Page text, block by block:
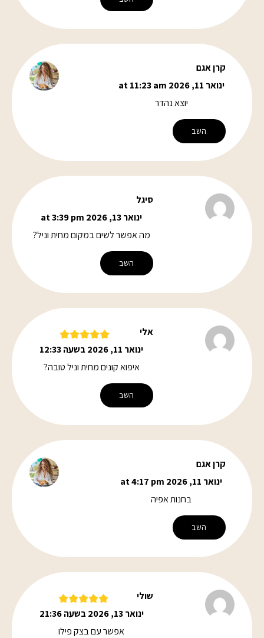
קרן אגם
ינואר 11, 2026 at 11:23 am
יוצא נהדר
השב
סיגל
ינואר 13, 2026 at 3:39 pm
מה אפשר לשים במקום מחית וניל?
השב
אלי
ינואר 11, 2026 בשעה 12:33
איפוא קונים מחית וניל טובה?
השב
קרן אגם
ינואר 11, 2026 at 4:17 pm
בחנות אפיה
השב
שולי
ינואר 13, 2026 בשעה 21:36
אפשר עם בצק פילו